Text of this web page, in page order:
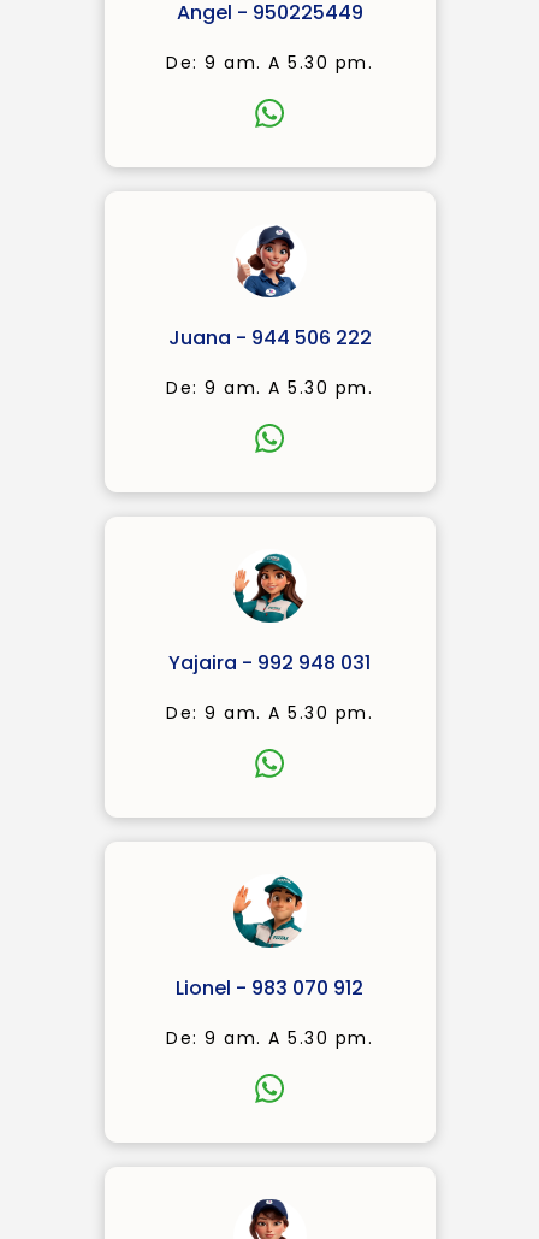
Angel - 950225449
De: 9 am. A 5.30 pm.
Juana - 944 506 222
De: 9 am. A 5.30 pm.
Yajaira - 992 948 031
De: 9 am. A 5.30 pm.
Lionel - 983 070 912
De: 9 am. A 5.30 pm.